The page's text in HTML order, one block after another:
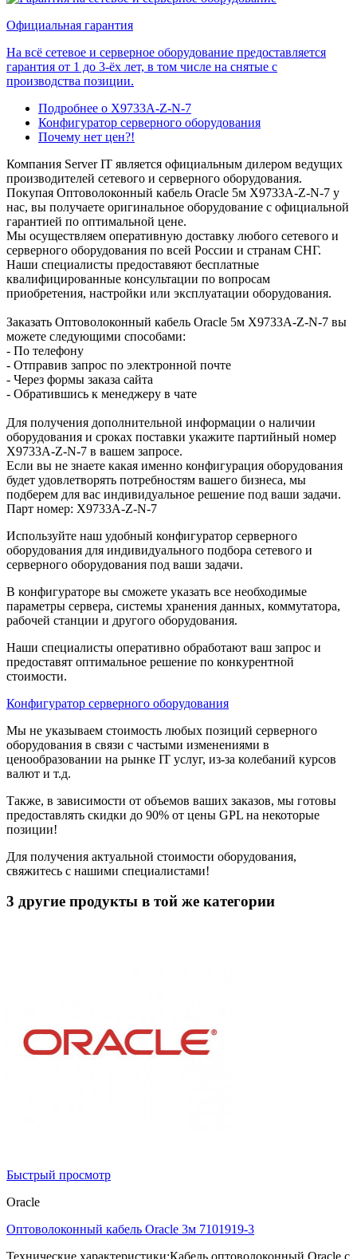
Официальная гарантия
На всё сетевое и серверное оборудование предоставляется
гарантия от 1 до 3-ёх лет, в том числе на снятые с
производства позиции.
Подробнее о X9733A-Z-N-7
Конфигуратор серверного оборудования
Почему нет цен?!
Компания Server IT является официальным дилером ведущих
производителей сетевого и серверного оборудования.
Покупая Оптоволоконный кабель Oracle 5м X9733A-Z-N-7 у
нас, вы получаете оригинальное оборудование с официальной
гарантией по оптимальной цене.
Мы осуществляем оперативную доставку любого сетевого и
серверного оборудования по всей России и странам СНГ.
Наши специалисты предоставяют бесплатные
квалифицированные консультации по вопросам
приобретения, настройки или эксплуатации оборудования.
Заказать Оптоволоконный кабель Oracle 5м X9733A-Z-N-7 вы
можете следующими способами:
- По телефону
- Отправив запрос по электронной почте
- Через формы заказа сайта
- Обратившись к менеджеру в чате
Для получения дополнительной информации о наличии
оборудования и сроках поставки укажите партийный номер
X9733A-Z-N-7 в вашем запросе.
Если вы не знаете какая именно конфигурация оборудования
будет удовлетворять потребностям вашего бизнеса, мы
подберем для вас индивидуальное решение под ваши задачи.
Парт номер: X9733A-Z-N-7
Используйте наш удобный конфигуратор серверного
оборудования для индивидуального подбора сетевого и
серверного оборудования под ваши задачи.
В конфигураторе вы сможете указать все необходимые
параметры сервера, системы хранения данных, коммутатора,
рабочей станции и другого оборудования.
Наши специалисты оперативно обработают ваш запрос и
предоставят оптимальное решение по конкурентной
стоимости.
Конфигуратор серверного оборудования
Мы не указываем стоимость любых позиций серверного
оборудования в связи с частыми изменениями в
ценообразовании на рынке IT услуг, из-за колебаний курсов
валют и т.д.
Также, в зависимости от объемов ваших заказов, мы готовы
предоставлять скидки до 90% от цены GPL на некоторые
позиции!
Для получения актуальной стоимости оборудования,
свяжитесь с нашими специалистами!
3 другие продукты в той же категории
Быстрый просмотр
Oracle
Оптоволоконный кабель Oracle 3м 7101919-3